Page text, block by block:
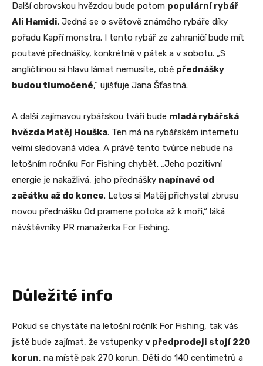
Další obrovskou hvězdou bude potom populární rybář
Ali Hamidi. Jedná se o světově známého rybáře díky
pořadu Kapří monstra. I tento rybář ze zahraničí bude mít
poutavé přednášky, konkrétně v pátek a v sobotu. „S
angličtinou si hlavu lámat nemusíte, obě přednášky
budou tlumočené,“ ujišťuje Jana Šťastná.
A další zajímavou rybářskou tváří bude mladá rybářská
hvězda Matěj Houška. Ten má na rybářském internetu
velmi sledovaná videa. A právě tento tvůrce nebude na
letošním ročníku For Fishing chybět. „Jeho pozitivní
energie je nakažlivá, jeho přednášky napínavé od
začátku až do konce. Letos si Matěj přichystal zbrusu
novou přednášku Od pramene potoka až k moři,“ láká
návštěvníky PR manažerka For Fishing.
Důležité info
Pokud se chystáte na letošní ročník For Fishing, tak vás
jistě bude zajímat, že vstupenky v předprodeji stojí 220
korun, na místě pak 270 korun. Děti do 140 centimetrů a